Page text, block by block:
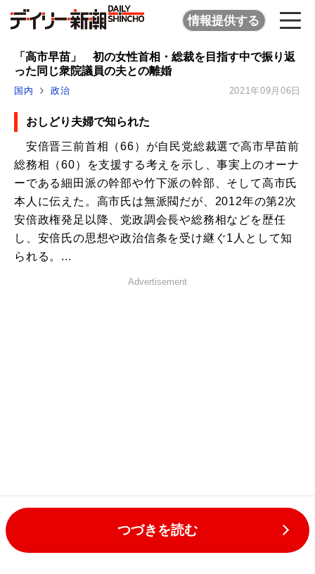
情報提供する
「高市早苗」 初の女性首相・総裁を目指す中で振り返
った同じ衆院議員の夫との離婚
国内 政治 2021年09月06日
おしどり夫婦で知られた
安倍晋三前首相（66）が自民党総裁選で高市早苗前
総務相（60）を支援する考えを示し、事実上のオーナ
ーである細田派の幹部や竹下派の幹部、そして高市氏
本人に伝えた。高市氏は無派閥だが、2012年の第2次
安倍政権発足以降、党政調会長や総務相などを歴任
し、安倍氏の思想や政治信条を受け継ぐ1人として知
られる。...
Advertisement
つづきを読む